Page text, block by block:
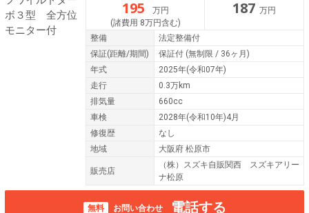
195
万円
(諸費用 8万円含む)
187 万円
整備
法定整備付
保証(距離/期間) 保証付 (無制限 / 36ヶ月)
年式
2025年(令和07年)
走行
0.3万km
排気量
660cc
車検
2028年(令和10年)4月
修復歴
なし
地域
大阪府 松原市
販売店
（株）スズキ自販関西 スズキアリー
ナ松原
無料 お問い合わせ 電話する